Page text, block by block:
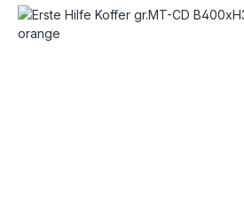
Bildergalerie überspringen